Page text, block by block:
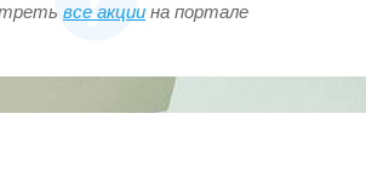
напоминает
- учебный
все акции на портале